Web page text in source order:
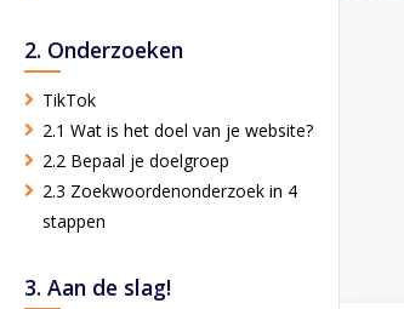
2. Onderzoeken
TikTok
2.1 Wat is het doel van je website?
2.2 Bepaal je doelgroep
2.3 Zoekwoordenonderzoek in 4
stappen
3. Aan de slag!